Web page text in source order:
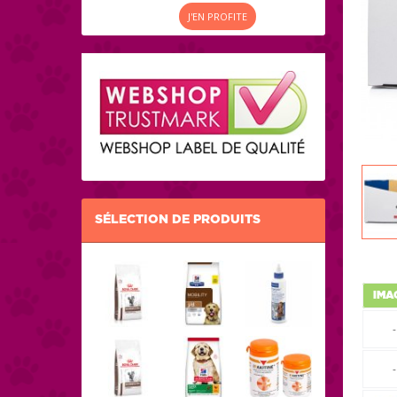
J'EN PROFITE
SÉLECTION DE PRODUITS
-
-